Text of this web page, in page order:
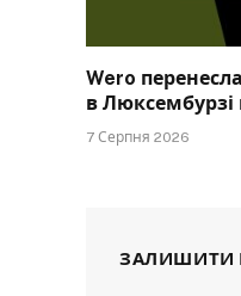
Wero
в Люксембурзі
7 Серпня 2026
ЗАЛИШИТИ